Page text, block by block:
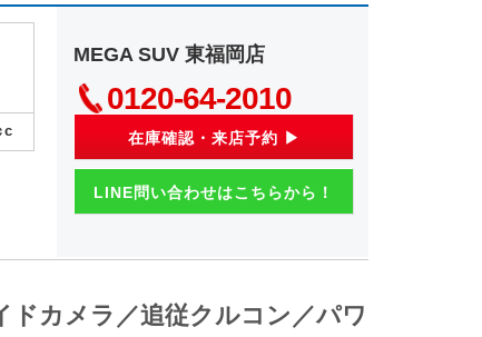
c
MEGA SUV 東福岡店
0120-64-2010
在庫確認・来店予約 ▶
LINE問い合わせはこちらから！
カメラ／追従クルコン／パワ